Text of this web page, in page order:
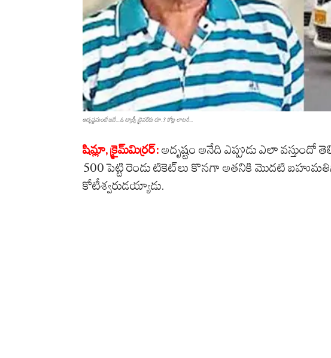
అదృష్ట‌మంటే ఇదే....ఓ ట్యాక్సీ డ్రైవ‌ర్‌కు రూ.3 కోట్ల లాట‌రీ...
షిమ్లా, క్రైమ్‌మిర్ర‌ర్‌: అదృష్టం అనేది ఎప్పుడు ఎలా
500 పెట్టి రెండు టికెట్‌లు కొన‌గా అత‌నికి మొద‌టి
కోటీశ్వ‌రుడ‌య్యాడు.